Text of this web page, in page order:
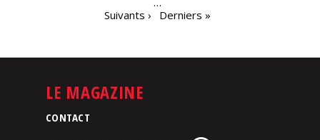
Suivants ›
Derniers »
LE MAGAZINE
CONTACT